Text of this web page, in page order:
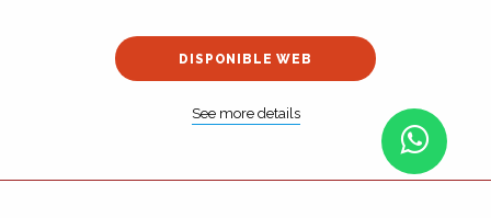
DISPONIBLE WEB
See more details